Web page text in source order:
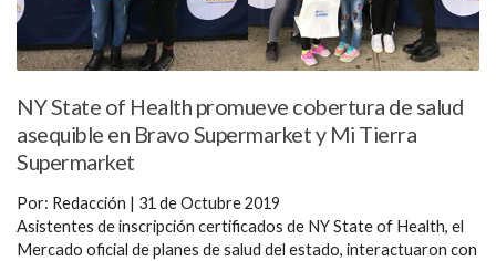
NY State of Health promueve cobertura de salud
asequible en Bravo Supermarket y Mi Tierra
Supermarket
Por: Redacción | 31 de Octubre 2019
Asistentes de inscripción certificados de NY State of Health, el
Mercado oficial de planes de salud del estado, interactuaron con